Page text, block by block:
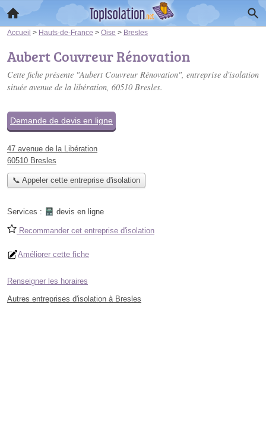
Accueil > Hauts-de-France > Oise > Bresles
Aubert Couvreur Rénovation
Cette fiche présente "Aubert Couvreur Rénovation", entreprise d'isolation
située avenue de la libération, 60510 Bresles.
Demande de devis en ligne
47 avenue de la Libération
60510 Bresles
📞 Appeler cette entreprise d'isolation
Services : devis en ligne
Recommander cet entreprise d'isolation
Améliorer cette fiche
Renseigner les horaires
Autres entreprises d'isolation à Bresles